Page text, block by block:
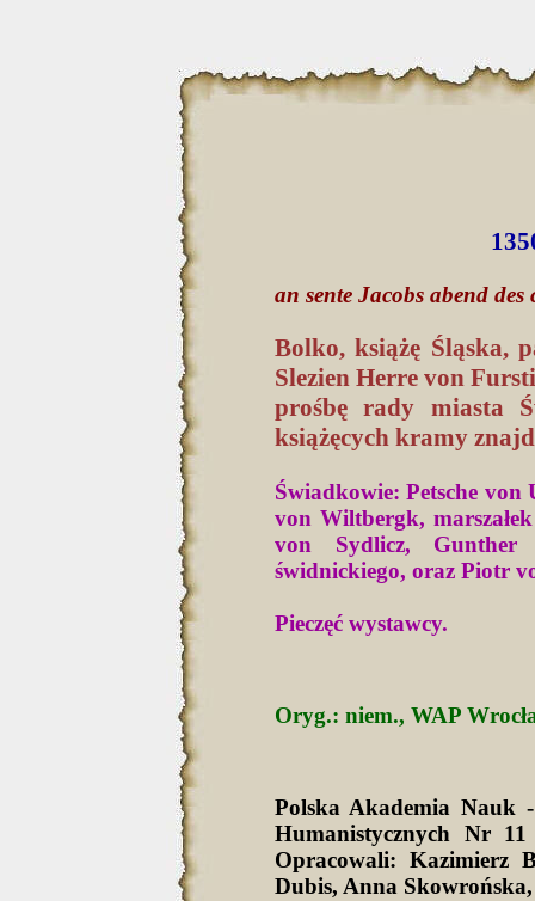
an sente Jacobs abend des
Bolko, książę Śląska,
Slezien Herre von
prośbę rady miasta
książęcych kramy
Świadkowie: Petsche
von Wiltbergk,
von Sydlicz, Gunther
świdnickiego, oraz Piotr
Pieczęć wystawcy.
Oryg.: niem., WAP
Polska Akademia Nauk
Humanistycznych Nr
Opracowali: Kazimierz
Dubis, Anna